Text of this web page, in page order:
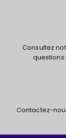
Consultez
Contactez-